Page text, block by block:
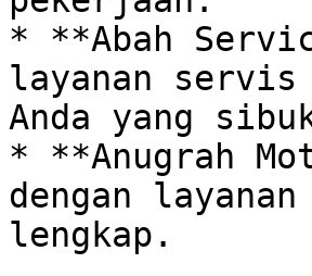
* **Abah
layanan servis
Anda yang
* **Anugrah
dengan
lengkap.